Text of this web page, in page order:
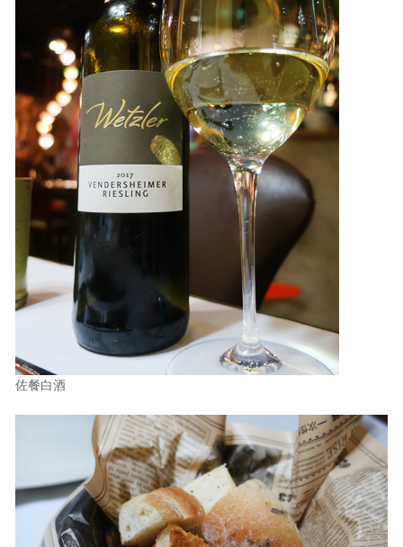
佐餐白酒